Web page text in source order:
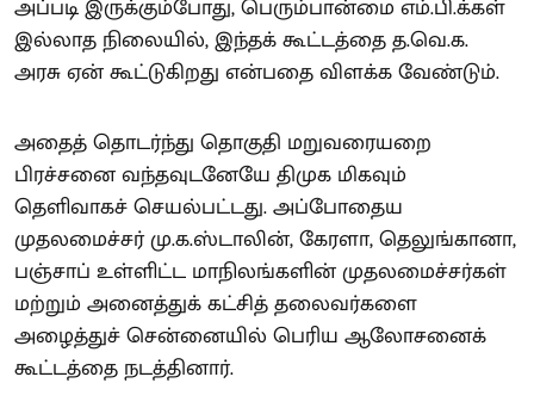
அப்படி இருக்கும்போது, பெரும்பான்மை எம்.பி.க்கள்
இல்லாத நிலையில், இந்தக் கூட்டத்தை த.வெ.க.
அரசு ஏன் கூட்டுகிறது என்பதை விளக்க வேண்டும்.
அதைத் தொடர்ந்து தொகுதி மறுவரையறை
பிரச்சனை வந்தவுடனேயே திமுக மிகவும்
தெளிவாகச் செயல்பட்டது. அப்போதைய
முதலமைச்சர் மு.க.ஸ்டாலின், கேரளா, தெலுங்கானா,
பஞ்சாப் உள்ளிட்ட மாநிலங்களின் முதலமைச்சர்கள்
மற்றும் அனைத்துக் கட்சித் தலைவர்களை
அழைத்துச் சென்னையில் பெரிய ஆலோசனைக்
கூட்டத்தை நடத்தினார்.